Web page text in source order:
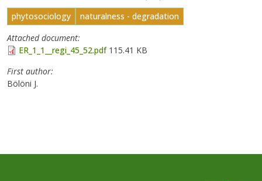
phytosociology
naturalness - degradation
Attached document
ER_1_1__regi_45_52.pdf115.41 KB
First author
Bölöni J.